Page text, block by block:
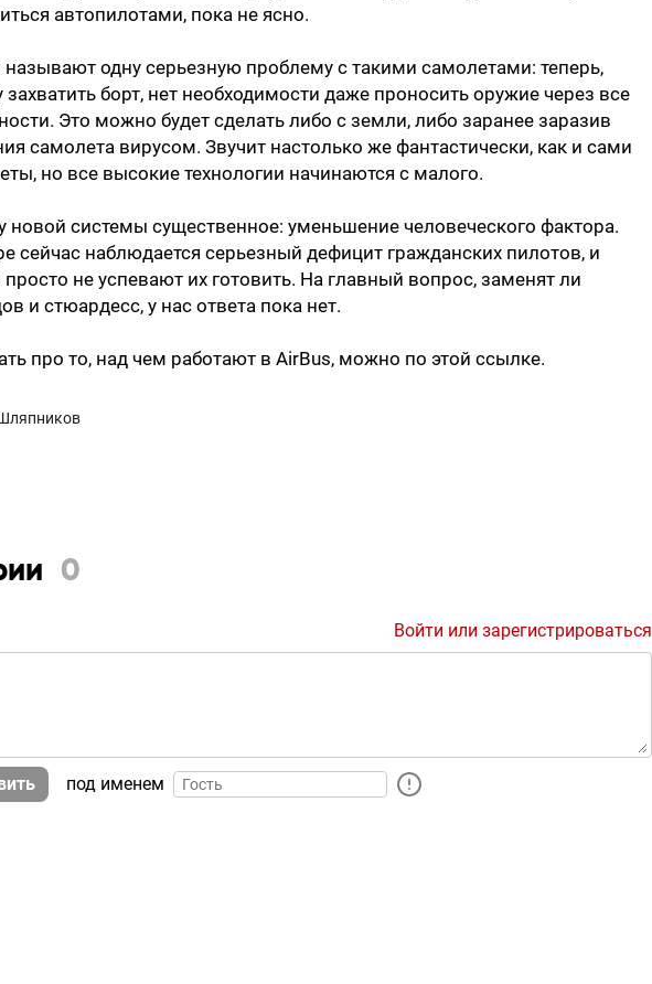
автопилотами, пока не ясно.
одну серьезную проблему с такими самолетами: теперь,
захватить борт, нет необходимости даже проносить оружие через все
Это можно будет сделать либо с земли, либо заранее заразив
самолета вирусом. Звучит настолько же фантастически, как и сами
но все высокие технологии начинаются с малого.
новой системы существенное: уменьшение человеческого фактора.
сейчас наблюдается серьезный дефицит гражданских пилотов, и
не успевают их готовить. На главный вопрос, заменят ли
и стюардесс, у нас ответа пока нет.
про то, над чем работают в AirBus, можно по этой ссылке.
0
Войти или зарегистрироваться
под именем